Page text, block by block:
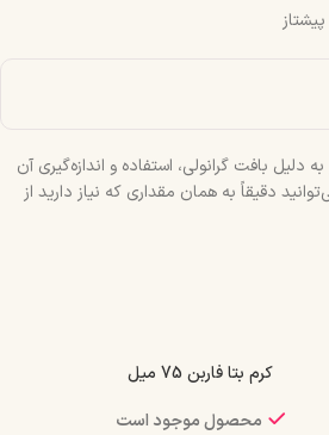
بافت گرانولی، استفاده و اندازه‌گیری آن
دقیقاً به همان مقداری که نیاز دارید از
کرم بتا فاربن 75 میل
محصول موجود است